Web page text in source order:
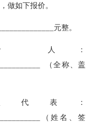
做如下报价。
元整。
：
（全称、盖
表：
（姓名、签